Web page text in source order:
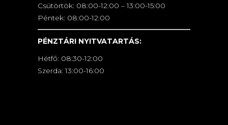
Csütörtök: 08:00-12:00 – 13:00-15:00
Péntek: 08:00-12:00
PÉNZTÁRI NYITVATARTÁS:
Hétfő: 08:30-12:00
Szerda: 13:00-16:00